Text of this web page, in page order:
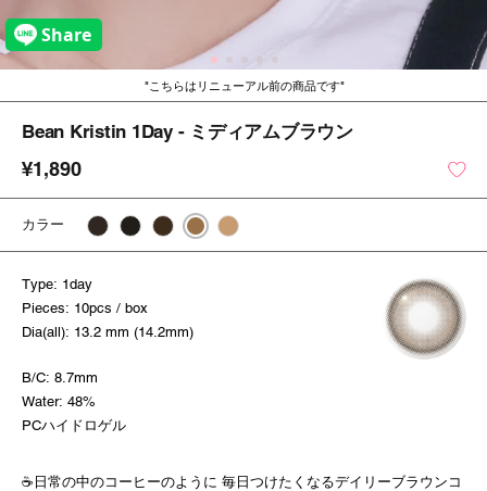
こちらはリニューアル前の商品です
Bean Kristin 1Day - ミディアムブラウン
¥1,890
カラー
Type: 1day
Pieces: 10pcs / box
Dia(all): 13.2 mm (14.2mm)
B/C: 8.7mm
Water: 48%
PCハイドロゲル
☕日常の中のコーヒーのように 毎日つけたくなるデイリーブラウンコ